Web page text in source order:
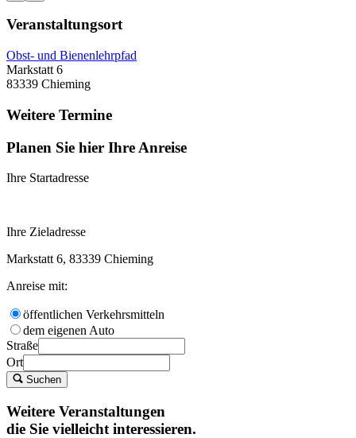
Veranstaltungsort
Obst- und Bienenlehrpfad
Markstatt 6
83339 Chieming
Weitere Termine
Planen Sie hier Ihre Anreise
Ihre Startadresse
Ihre Zieladresse
Markstatt 6, 83339 Chieming
Anreise mit:
öffentlichen Verkehrsmitteln
dem eigenen Auto
Straße
Ort
Suchen
Weitere Veranstaltungen
die Sie vielleicht interessieren.